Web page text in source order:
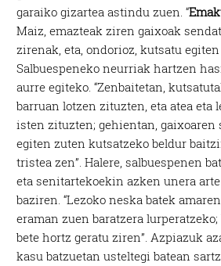
garaiko gizartea astindu zuen. “
Maiz, emazteak ziren gaixoak
zirenak, eta, ondorioz, kutsatu egiten
Salbuespeneko neurriak hartzen
aurre egiteko. “Zenbaitetan,
barruan lotzen zituzten, eta atea eta
isten zituzten; gehientan, gaixoaren
egiten zuten kutsatzeko beldur
tristea zen”. Halere, salbuespenen
eta senitartekoekin azken unera
baziren. “Lezoko neska batek
eraman zuen baratzera
bete hortz geratu ziren”. Azpiazuk
kasu batzuetan usteltegi batean